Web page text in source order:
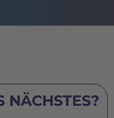
NÄCHSTES?